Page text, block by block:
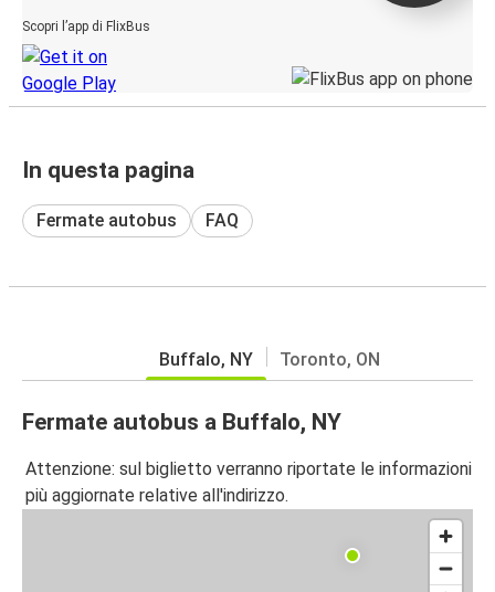
Scopri l’app di FlixBus
In questa pagina
Fermate autobus FAQ
Buffalo, NY Toronto, ON
Fermate autobus a Buffalo, NY
Attenzione: sul biglietto verranno riportate le informazioni
più aggiornate relative all'indirizzo.